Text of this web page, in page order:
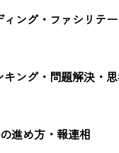
ィング・ファシリテ
キング・問題解決・
進め方・報連相